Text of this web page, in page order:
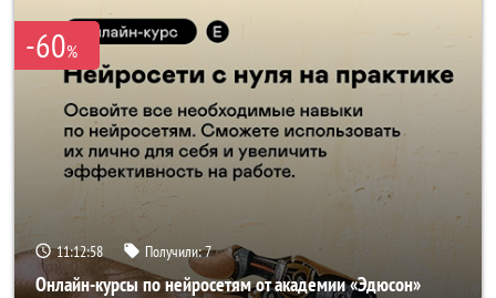
-60%
11:12:58 Получили:7
Онлайн-курсы по нейросетям от академии «Эдюсон»